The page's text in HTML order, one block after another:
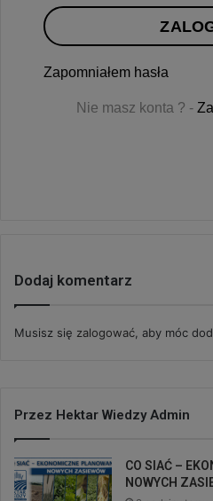
Zapomniałem hasła
Nie masz konta ? -
Dodaj komentarz
Musisz się zalogować, aby móc
Przez Hektar Wiedzy Admin
CO SIAĆ –
NOWYCH